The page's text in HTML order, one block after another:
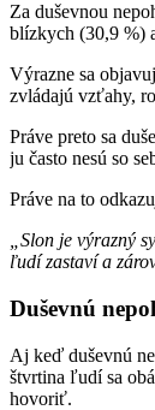
Za duševnou
blízkych (30,9 %)
Výrazne sa
zvládajú vzťahy,
Práve preto sa
ju často nesú so
Práve na to
„Slon je výrazný
ľudí zastaví a
Duševnú
Aj keď duševnú
štvrtina ľudí sa
hovoriť.